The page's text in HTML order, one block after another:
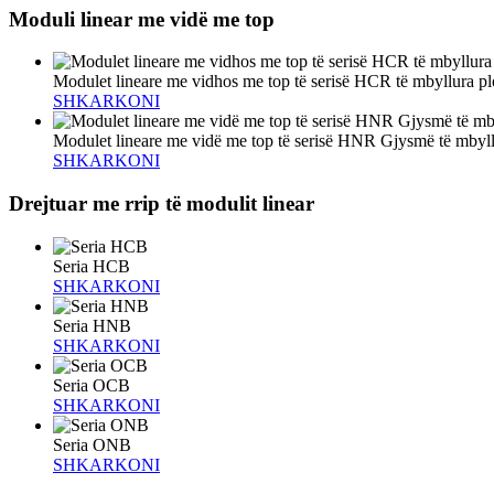
Moduli linear me vidë me top
Modulet lineare me vidhos me top të serisë HCR të mbyllura
SHKARKONI
Modulet lineare me vidë me top të serisë HNR Gjysmë të
SHKARKONI
Drejtuar me rrip të modulit linear
Seria HCB
SHKARKONI
Seria HNB
SHKARKONI
Seria OCB
SHKARKONI
Seria ONB
SHKARKONI